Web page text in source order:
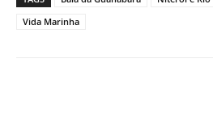
Vida Marinha